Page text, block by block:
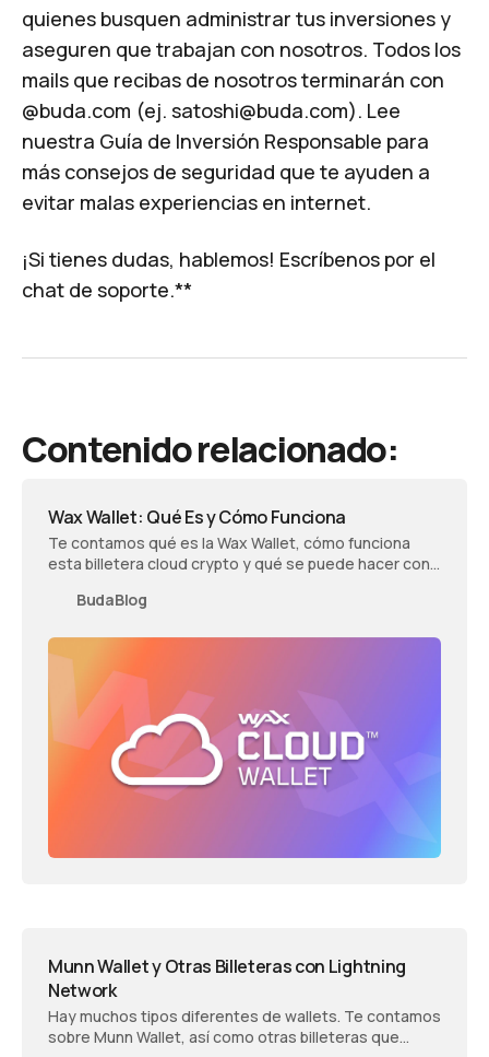
quienes busquen administrar tus inversiones y
aseguren que trabajan con nosotros. Todos los
mails que recibas de nosotros terminarán con
@buda.com (ej. satoshi@buda.com). Lee
nuestra Guía de Inversión Responsable para
más consejos de seguridad que te ayuden a
evitar malas experiencias en internet.
¡Si tienes dudas, hablemos! Escríbenos por el
chat de soporte.**
Contenido relacionado:
Wax Wallet: Qué Es y Cómo Funciona
Te contamos qué es la Wax Wallet, cómo funciona
esta billetera cloud crypto y qué se puede hacer con
BudaBlog
Munn Wallet y Otras Billeteras con Lightning
Network
Hay muchos tipos diferentes de wallets. Te contamos
sobre Munn Wallet, así como otras billeteras que